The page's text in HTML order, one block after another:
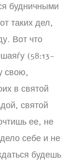
будничными
таких дел,
Вот что
(58:13-
свою,
в святой
святой
ее, не
себе и не
будешь